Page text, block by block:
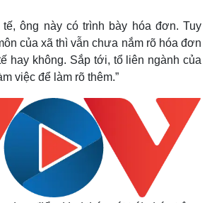
tế, ông này có trình bày hóa đơn. Tuy
của xã thì vẫn chưa nắm rõ hóa đơn
hay không. Sắp tới, tổ liên ngành của
việc để làm rõ thêm.”